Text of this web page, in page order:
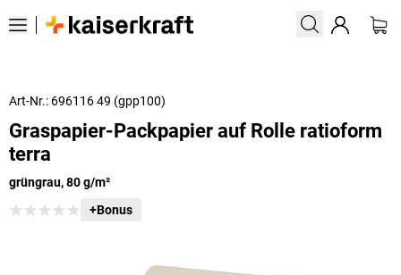
Art-Nr.: 696116 49 (gpp100)
Graspapier-Packpapier auf Rolle ratioform
terra
grüngrau, 80 g/m²
+Bonus